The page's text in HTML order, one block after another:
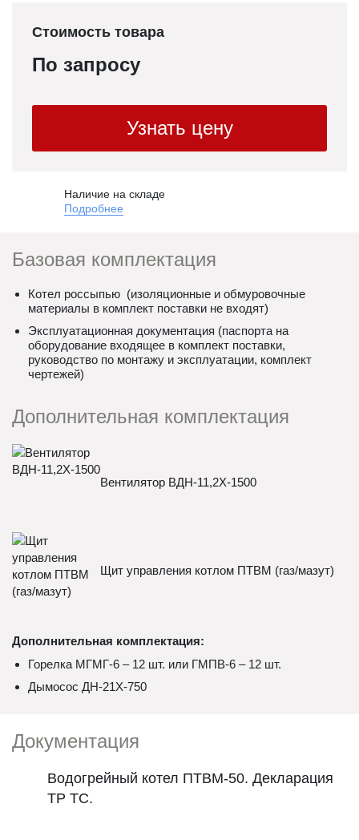
Стоимость товара
По запросу
Узнать цену
Наличие на складе
Подробнее
Базовая комплектация
Котел россыпью (изоляционные и обмуровочные
материалы в комплект поставки не входят)
Эксплуатационная документация (паспорта на
оборудование входящее в комплект поставки,
руководство по монтажу и эксплуатации, комплект
чертежей)
Дополнительная комплектация
Вентилятор ВДН-11,2Х-1500
Щит управления котлом ПТВМ (газ/мазут)
Дополнительная комплектация:
Горелка МГМГ-6 – 12 шт. или ГМПВ-6 – 12 шт.
Дымосос ДН-21Х-750
Документация
Водогрейный котел ПТВМ-50. Декларация
ТР ТС.